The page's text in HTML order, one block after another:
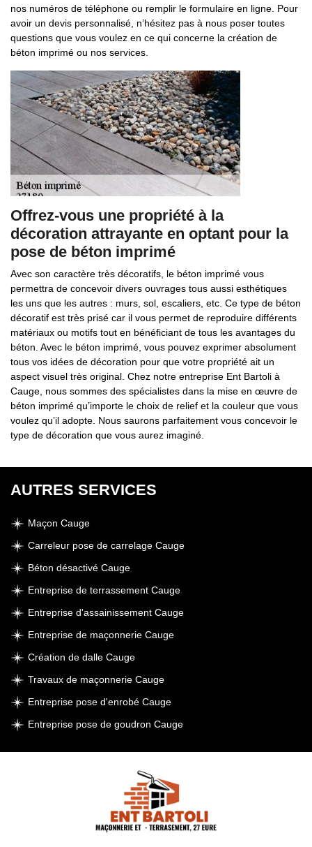
nos numéros de téléphone ou remplir le formulaire en ligne. Pour
avoir un devis personnalisé, n’hésitez pas à nous poser toutes
questions que vous voulez en ce qui concerne la création de
béton imprimé ou nos services.
Offrez-vous une propriété à la
décoration attrayante en optant pour la
pose de béton imprimé
Avec son caractère très décoratifs, le béton imprimé vous
permettra de concevoir divers ouvrages tous aussi esthétiques
les uns que les autres : murs, sol, escaliers, etc. Ce type de béton
décoratif est très prisé car il vous permet de reproduire différents
matériaux ou motifs tout en bénéficiant de tous les avantages du
béton. Avec le béton imprimé, vous pouvez exprimer absolument
tous vos idées de décoration pour que votre propriété ait un
aspect visuel très original. Chez notre entreprise Ent Bartoli à
Cauge, nous sommes des spécialistes dans la mise en œuvre de
béton imprimé qu’importe le choix de relief et la couleur que vous
voulez qu’il adopte. Nous saurons parfaitement vous concevoir le
type de décoration que vous aurez imaginé.
AUTRES SERVICES
Maçon Cauge
Carreleur pose de carrelage Cauge
Béton désactivé Cauge
Entreprise de terrassement Cauge
Entreprise d'assainissement Cauge
Entreprise de maçonnerie Cauge
Création de dalle Cauge
Travaux de maçonnerie Cauge
Entreprise pose d'enrobé Cauge
Entreprise pose de goudron Cauge